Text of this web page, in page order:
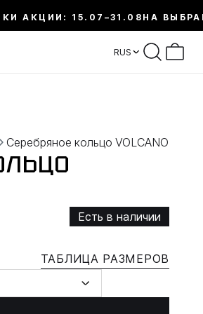
АКЦИИ: 15.07–31.08 НА
RUS
Серебряное кольцо VOLCANO
Есть в наличии
ТАБЛИЦА РАЗМЕРОВ